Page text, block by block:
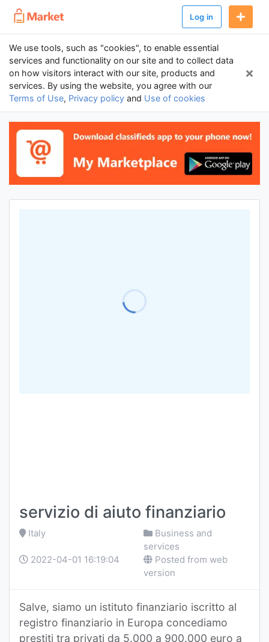
Log in
We use tools, such as "cookies", to enable essential
services and functionality on our site and to collect data
on how visitors interact with our site, products and
services. By using the website, you agree with our
Terms of Use, Privacy policy and Use of cookies
servizio di aiuto finanziario
Italy
Business and
services
2022-04-01 16:19:04
Posted from web
version
Salve, siamo un istituto finanziario iscritto al
registro finanziario in Europa concediamo
prestiti tra privati ​​da 5.000 a 900.000 euro a